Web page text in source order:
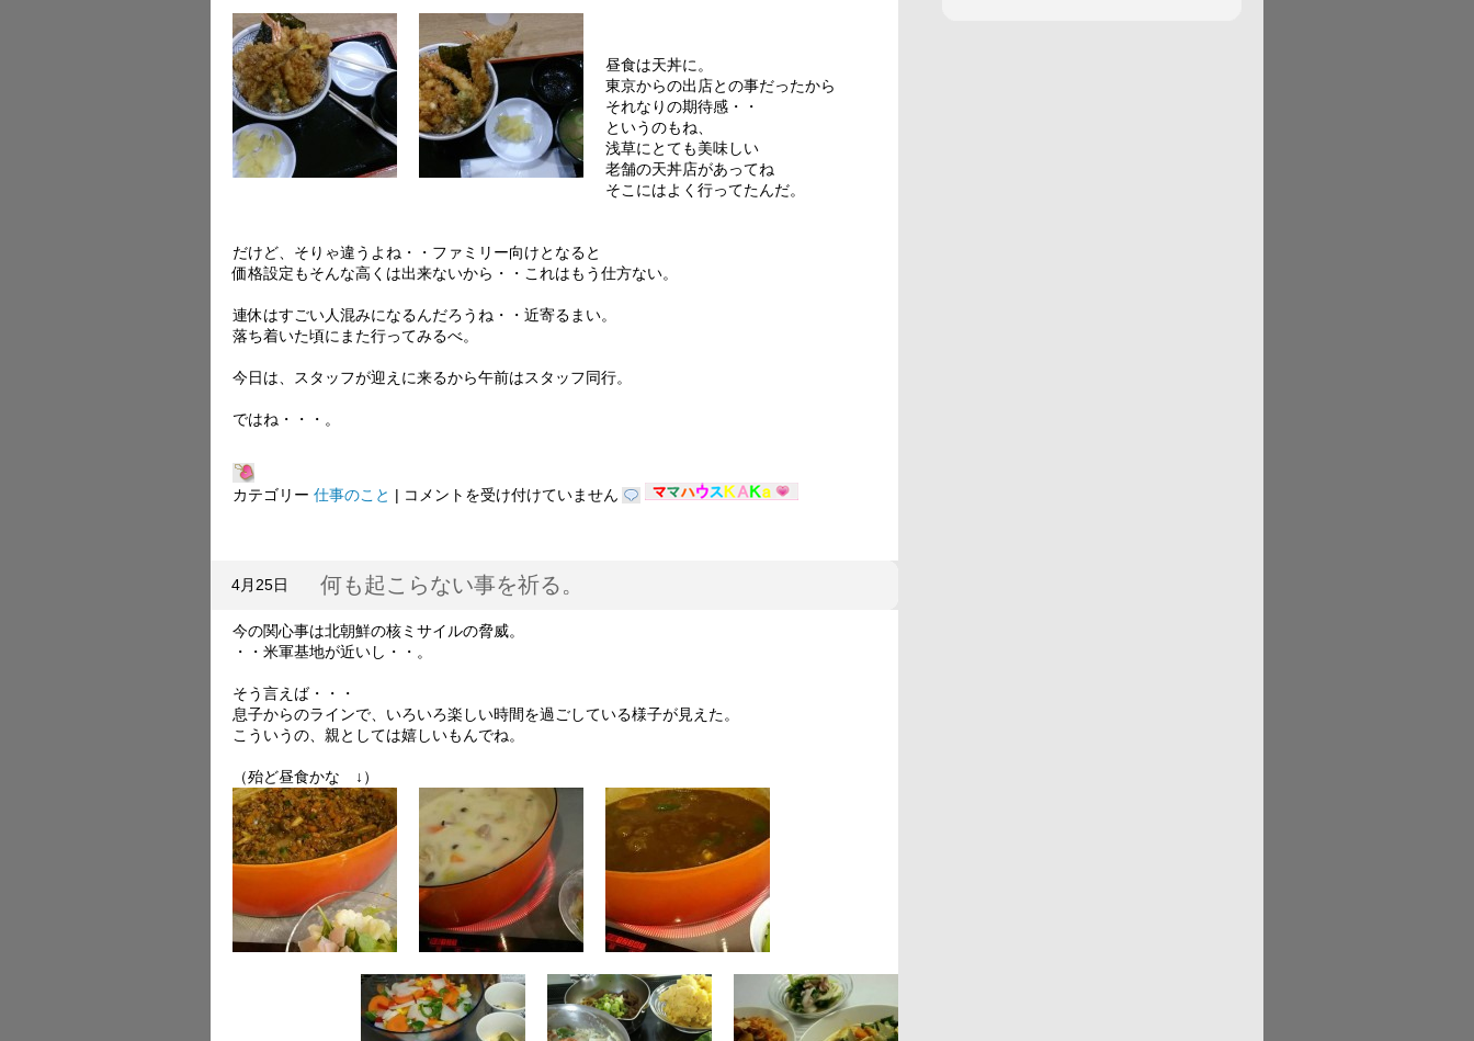
昼食は天丼に。
東京からの出店との事だったから
それなりの期待感・・
というのもね、
浅草にとても美味しい
老舗の天丼店があってね
そこにはよく行ってたんだ。
だけど、そりゃ違うよね・・ファミリー向けとなると
価格設定もそんな高くは出来ないから・・これはもう仕方ない。
連休はすごい人混みになるんだろうね・・近寄るまい。
落ち着いた頃にまた行ってみるべ。
今日は、スタッフが迎えに来るから午前はスタッフ同行。
ではね・・・。
カテゴリー 仕事のこと | プ
て
み
は
コメントを受け付けていません
何も起こらない事を祈る。
4月25日
今の関心事は北朝鮮の核ミサイルの脅威。
・・米軍基地が近いし・・。
そう言えば・・・
息子からのラインで、いろいろ楽しい時間を過ごしている様子が見えた。
こういうの、親としては嬉しいもんでね。
（殆ど昼食かな ↓）